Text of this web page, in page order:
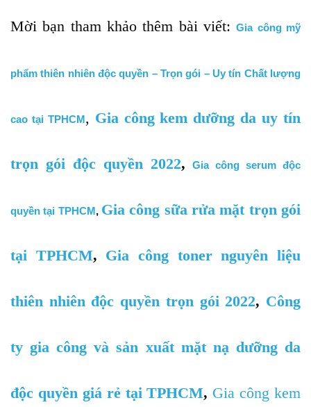
Mời bạn tham khảo thêm bài viết:Giacông mỹ
phẩm thiên nhiên độc quyền – Trọn gói – Uy tín Chất lượng
cao tại TPHCM , Gia công kem dưỡng da uy tín
trọn gói độc quyền 2022,Gia công serum độc
quyền tại TPHCM , Gia công sữa rửa mặt trọn gói
tại TPHCM, Gia công toner nguyên liệu
thiên nhiên độc quyền trọn gói 2022, Công
ty gia công và sản xuất mặt nạ dưỡng da
độc quyền giá rẻ tại TPHCM, Gia công kem